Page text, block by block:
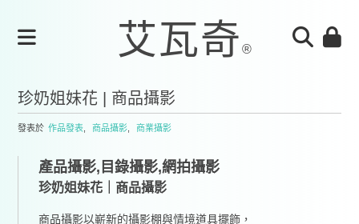
珍奶姐妹花 | 商品攝影
發表於 作品發表 商品攝影 商業攝影
產品攝影,目錄攝影,網拍攝影
珍奶姐妹花｜商品攝影
商品攝影以嶄新的攝影棚與情境道具擺飾，